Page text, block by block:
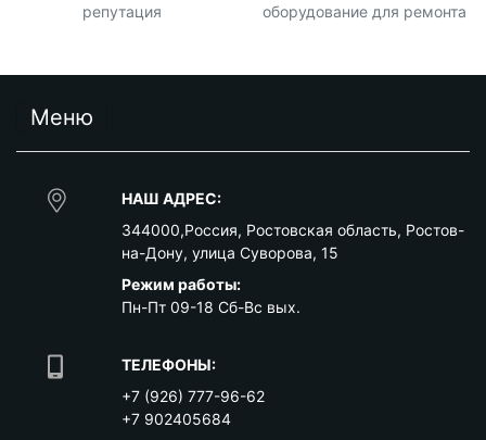
репутация
оборудование для ремонта
Меню
НАШ АДРЕС:
344000,Россия, Ростовская область, Ростов-
на-Дону, улица Суворова, 15
Режим работы:
Пн-Пт 09-18 Сб-Вс вых.
ТЕЛЕФОНЫ:
+7 (926) 777-96-62
+7 902405684